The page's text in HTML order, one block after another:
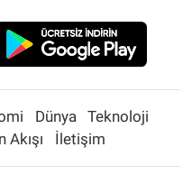
Dünya
Teknoloji
Akışı İletişim